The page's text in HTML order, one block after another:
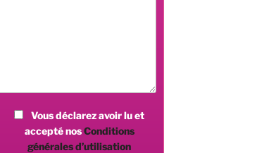
Vous déclarez avoir lu et
accepté nosConditions
générales d’utilisation